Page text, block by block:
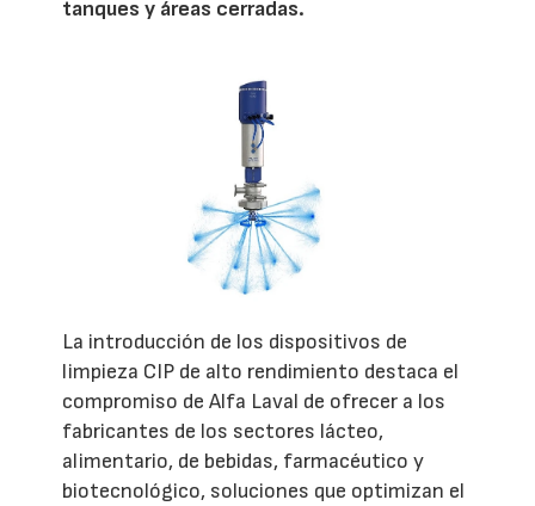
tanques y áreas cerradas.
La introducción de los dispositivos de
limpieza CIP de alto rendimiento destaca el
compromiso de Alfa Laval de ofrecer a los
fabricantes de los sectores lácteo,
alimentario, de bebidas, farmacéutico y
biotecnológico, soluciones que optimizan el